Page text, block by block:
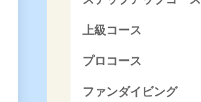
上級コース
プロコース
ファンダイビング